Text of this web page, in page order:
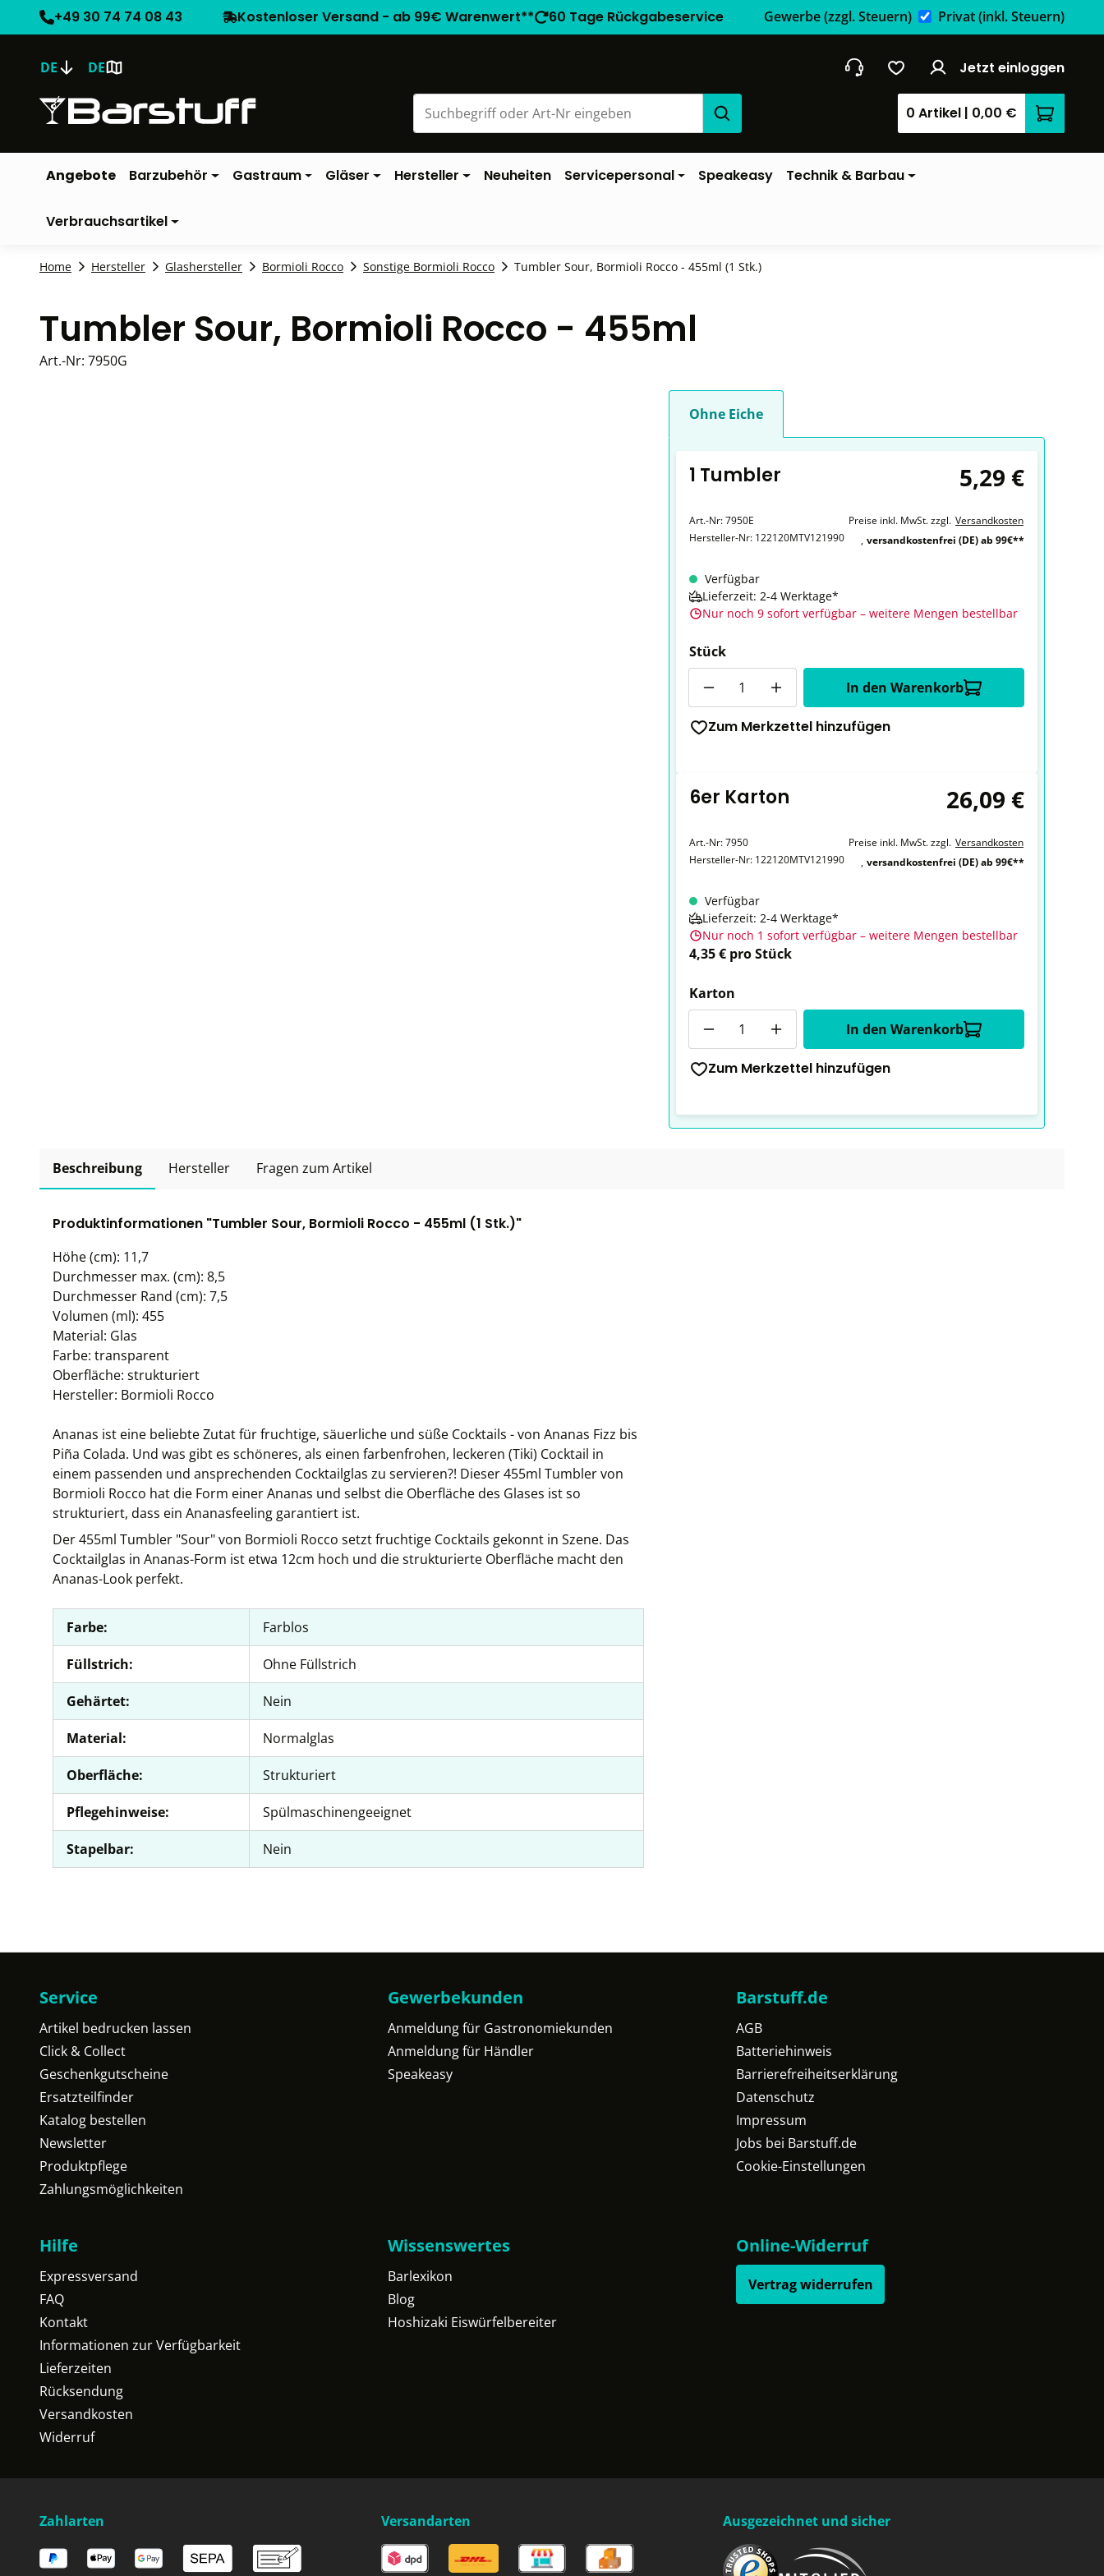
+49 30 74 74 08 43 Kostenloser Versand - ab 99€ Warenwert** 60 Tage Rückgabeservice Gewerbe(zzgl. Steuern) Privat(inkl. Steuern)
DE DE Jetzt einloggen
0 Artikel | 0,00 €
Angebote Barzubehör Gastraum Gläser Hersteller Neuheiten Servicepersonal Speakeasy Technik & Barbau
Verbrauchsartikel
Home Hersteller Glashersteller Bormioli Rocco Sonstige Bormioli Rocco Tumbler Sour, Bormioli Rocco - 455ml (1 Stk.)
Tumbler Sour, Bormioli Rocco - 455ml
Art.-Nr: 7950G
Ohne Eiche
1 Tumbler 5,29 €
Art.-Nr:7950E
Hersteller-Nr: 122120MTV121990
Preise inkl. MwSt. zzgl. Versandkosten
, versandkostenfrei (DE) ab 99€**
Verfügbar
Lieferzeit: 2-4 Werktage*
Nur noch 9 sofort verfügbar – weitere Mengen bestellbar
Stück
In den Warenkorb
Zum Merkzettel hinzufügen
6er Karton 26,09 €
Art.-Nr:7950
Hersteller-Nr: 122120MTV121990
Preise inkl. MwSt. zzgl. Versandkosten
, versandkostenfrei (DE) ab 99€**
Verfügbar
Lieferzeit: 2-4 Werktage*
Nur noch 1 sofort verfügbar – weitere Mengen bestellbar
4,35 € pro Stück
Karton
In den Warenkorb
Zum Merkzettel hinzufügen
Beschreibung Hersteller Fragen zum Artikel
Produktinformationen "Tumbler Sour, Bormioli Rocco - 455ml (1 Stk.)"
Höhe (cm): 11,7
Durchmesser max. (cm): 8,5
Durchmesser Rand (cm): 7,5
Volumen (ml): 455
Material: Glas
Farbe: transparent
Oberfläche: strukturiert
Hersteller: Bormioli Rocco
Ananas ist eine beliebte Zutat für fruchtige, säuerliche und süße Cocktails - von Ananas Fizz bis
Piña Colada. Und was gibt es schöneres, als einen farbenfrohen, leckeren (Tiki) Cocktail in
einem passenden und ansprechenden Cocktailglas zu servieren?! Dieser 455ml Tumbler von
Bormioli Rocco hat die Form einer Ananas und selbst die Oberfläche des Glases ist so
strukturiert, dass ein Ananasfeeling garantiert ist.
Der 455ml Tumbler "Sour" von Bormioli Rocco setzt fruchtige Cocktails gekonnt in Szene. Das
Cocktailglas in Ananas-Form ist etwa 12cm hoch und die strukturierte Oberfläche macht den
Ananas-Look perfekt.
Farbe: Farblos
Füllstrich: Ohne Füllstrich
Gehärtet: Nein
Material: Normalglas
Oberfläche: Strukturiert
Pflegehinweise: Spülmaschinengeeignet
Stapelbar: Nein
Service
Artikel bedrucken lassen
Click & Collect
Geschenkgutscheine
Ersatzteilfinder
Katalog bestellen
Newsletter
Produktpflege
Zahlungsmöglichkeiten
Gewerbekunden
Anmeldung für Gastronomiekunden
Anmeldung für Händler
Speakeasy
Barstuff.de
AGB
Batteriehinweis
Barrierefreiheitserklärung
Datenschutz
Impressum
Jobs bei Barstuff.de
Cookie-Einstellungen
Hilfe
Expressversand
FAQ
Kontakt
Informationen zur Verfügbarkeit
Lieferzeiten
Rücksendung
Versandkosten
Widerruf
Wissenswertes
Barlexikon
Blog
Hoshizaki Eiswürfelbereiter
Online-Widerruf
Vertrag widerrufen
Zahlarten Versandarten Ausgezeichnet und sicher